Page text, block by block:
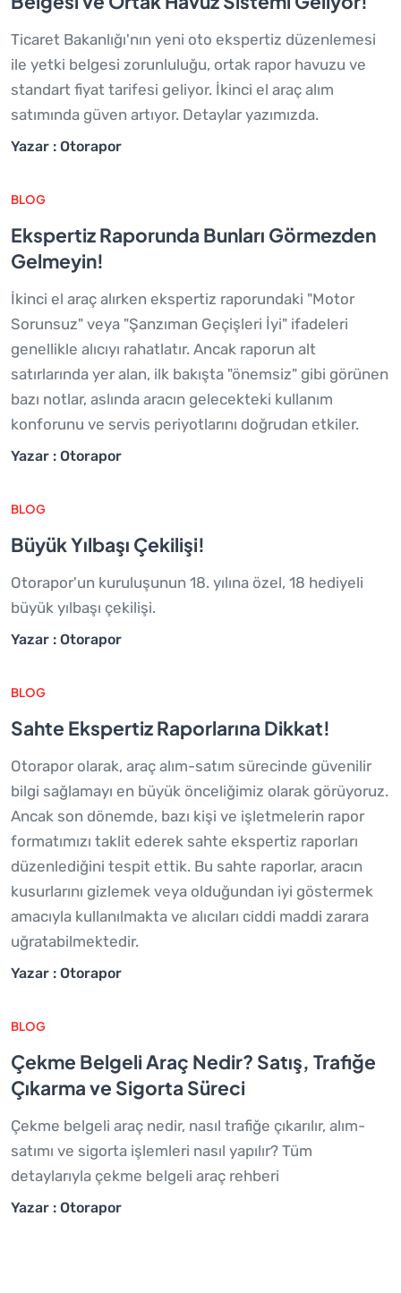
Ticaret Bakanlığı'nın yeni oto ekspertiz düzenlemesi
ile yetki belgesi zorunluluğu, ortak rapor havuzu ve
standart fiyat tarifesi geliyor. İkinci el araç alım
satımında güven artıyor. Detaylar yazımızda.
Yazar : Otorapor
BLOG
Ekspertiz Raporunda Bunları Görmezden
Gelmeyin!
İkinci el araç alırken ekspertiz raporundaki "Motor
Sorunsuz" veya "Şanzıman Geçişleri İyi" ifadeleri
genellikle alıcıyı rahatlatır. Ancak raporun alt
satırlarında yer alan, ilk bakışta "önemsiz" gibi görünen
bazı notlar, aslında aracın gelecekteki kullanım
konforunu ve servis periyotlarını doğrudan etkiler.
Yazar : Otorapor
BLOG
Büyük Yılbaşı Çekilişi!
Otorapor'un kuruluşunun 18. yılına özel, 18 hediyeli
büyük yılbaşı çekilişi.
Yazar : Otorapor
BLOG
Sahte Ekspertiz Raporlarına Dikkat!
Otorapor olarak, araç alım-satım sürecinde güvenilir
bilgi sağlamayı en büyük önceliğimiz olarak görüyoruz.
Ancak son dönemde, bazı kişi ve işletmelerin rapor
formatımızı taklit ederek sahte ekspertiz raporları
düzenlediğini tespit ettik. Bu sahte raporlar, aracın
kusurlarını gizlemek veya olduğundan iyi göstermek
amacıyla kullanılmakta ve alıcıları ciddi maddi zarara
uğratabilmektedir.
Yazar : Otorapor
BLOG
Çekme Belgeli Araç Nedir? Satış, Trafiğe
Çıkarma ve Sigorta Süreci
Çekme belgeli araç nedir, nasıl trafiğe çıkarılır, alım-
satımı ve sigorta işlemleri nasıl yapılır? Tüm
detaylarıyla çekme belgeli araç rehberi
Yazar : Otorapor